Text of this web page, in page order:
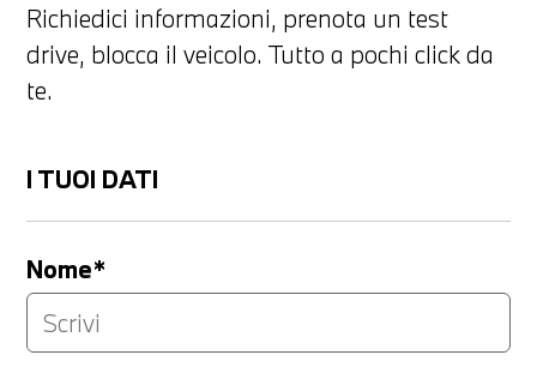
Richiedici informazioni, prenota un test
drive, blocca il veicolo. Tutto a pochi click da
te.
I TUOI DATI
Nome*